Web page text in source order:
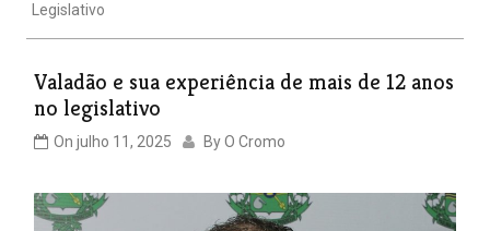
Legislativo
Valadão e sua experiência de mais de 12 anos
no legislativo
On julho 11, 2025 ByO Cromo